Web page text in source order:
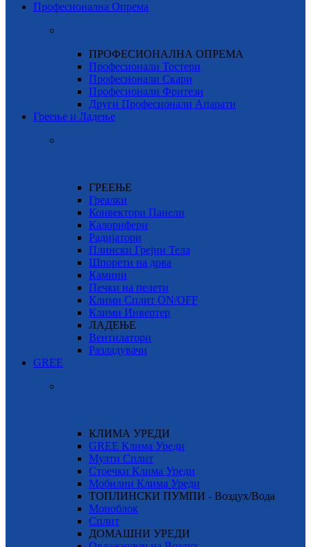
Професионална Опрема
ПРОФЕСИОНАЛНА ОПРЕМА
Професионали Тостери
Професионали Скари
Професионали Фритези
Други Професионали Апарати
Греење и Ладење
ГРЕЕЊЕ
Греалки
Конвектори Панели
Калорифери
Радијатори
Плински Грејни Тела
Шпорети на дрва
Камини
Печки на пелети
Клими Сплит ON/OFF
Клими Инвертер
ЛАДЕЊЕ
Вентилатори
Разладувачи
GREE
КЛИМА УРЕДИ
GREE Клима Уреди
Мулти Сплит
Стоечки Клима Уреди
Мобилни Клима Уреди
ТОПЛИНСКИ ПУМПИ - Воздух/Вода
Моноблок
Сплит
ДОМАШНИ УРЕДИ